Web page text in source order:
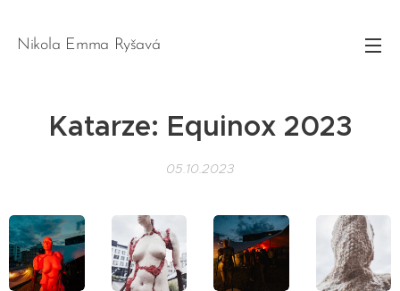
Nikola Emma Ryšavá
Katarze: Equinox 2023
05.10.2023